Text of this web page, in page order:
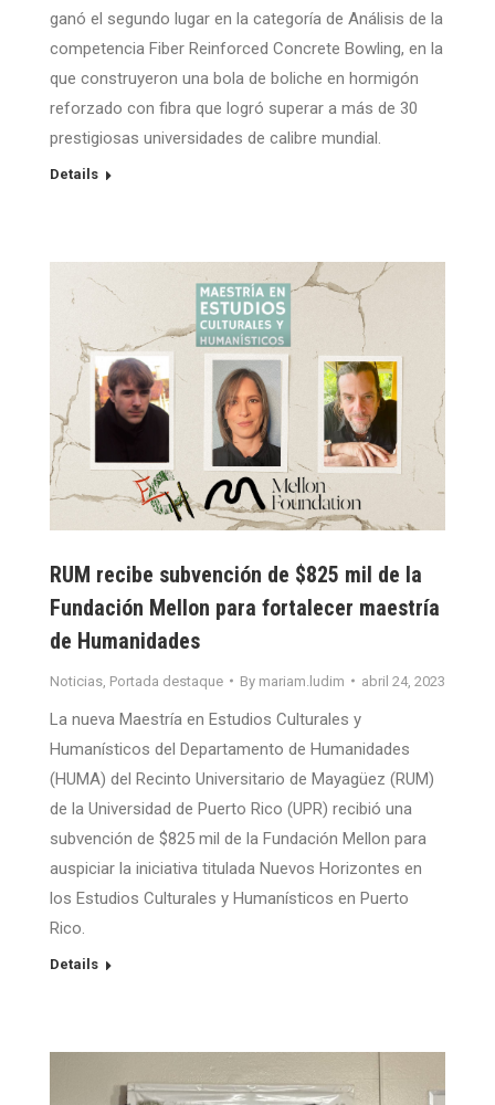
ganó el segundo lugar en la categoría de Análisis de la
competencia Fiber Reinforced Concrete Bowling, en la
que construyeron una bola de boliche en hormigón
reforzado con fibra que logró superar a más de 30
prestigiosas universidades de calibre mundial.
Details
RUM recibe subvención de $825 mil de la
Fundación Mellon para fortalecer maestría
de Humanidades
Noticias Portada destaque By mariam.ludim abril 24, 2023
La nueva Maestría en Estudios Culturales y
Humanísticos del Departamento de Humanidades
(HUMA) del Recinto Universitario de Mayagüez (RUM)
de la Universidad de Puerto Rico (UPR) recibió una
subvención de $825 mil de la Fundación Mellon para
auspiciar la iniciativa titulada Nuevos Horizontes en
los Estudios Culturales y Humanísticos en Puerto
Rico.
Details